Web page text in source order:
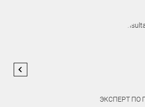
ЭКСПЕРТ ПО ГОРНЫМ